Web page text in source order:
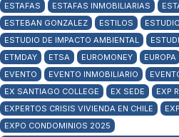
ESTAFAS
ESTAFAS INMOBILIARIAS
ESTEBAN GONZALEZ
ESTILOS
ESTUDIO
ESTUDIO DE IMPACTO AMBIENTAL
ETMDAY
ETSA EUROMONEY EUROPA
EVENTO
EVENTO INMOBILIARIO
EX SANTIAGO COLLEGE
EX SEDE EXP
EXPERTOS CRISIS VIVIENDA EN CHILE
EXPO CONDOMINIOS 2025